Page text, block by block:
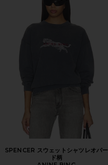
SPENCER スウェットシャツレオパー
ド柄